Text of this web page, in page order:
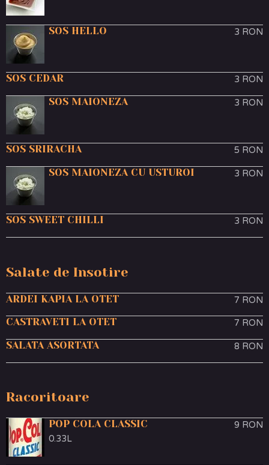
SOS HELLO 3 RON
SOS CEDAR 3 RON
SOS MAIONEZA 3 RON
SOS SRIRACHA 5 RON
SOS MAIONEZA CU USTUROI 3 RON
SOS SWEET CHILLI 3 RON
Salate de Insotire
ARDEI KAPIA LA OTET 7 RON
CASTRAVETI LA OTET 7 RON
SALATA ASORTATA 8 RON
Racoritoare
POP COLA CLASSIC
9 RON
0.33L